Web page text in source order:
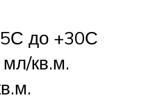
до +30С
кв.м.